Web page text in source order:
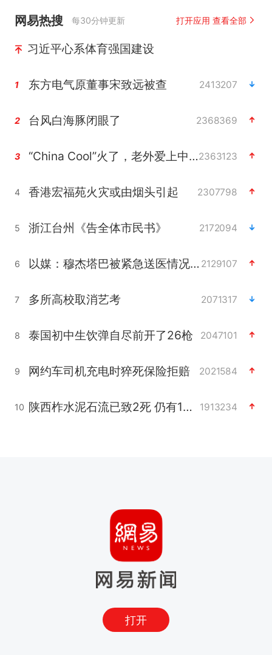
网易热搜 每30分钟更新 打开应用 查看全部
习近平心系体育强国建设
1 东方电气原董事宋致远被查 2413207
2 台风白海豚闭眼了 2368369
3 “China Cool”火了，老外爱上中国避暑游2363123
4 香港宏福苑火灾或由烟头引起 2307798
5 浙江台州《告全体市民书》 2172094
6 以媒：穆杰塔巴被紧急送医情况危急 2129107
7 多所高校取消艺考 2071317
8 泰国初中生饮弹自尽前开了26枪 2047101
9 网约车司机充电时猝死保险拒赔 2021584
10 陕西柞水泥石流已致2死 仍有1人失联 1913234
打开